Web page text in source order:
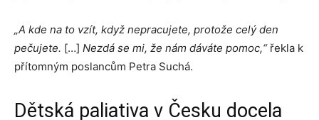
„A kde na to vzít, když nepracujete, protože celý den
pečujete. […] Nezdá se mi, že nám dáváte pomoc,“ řekla k
přítomným poslancům Petra Suchá.
Dětská paliativa v Česku docela